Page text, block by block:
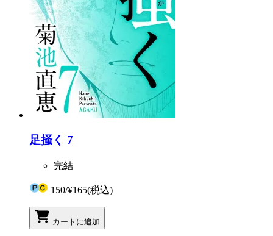
足掻く 7
完結
150/¥165(税込)
カートに追加